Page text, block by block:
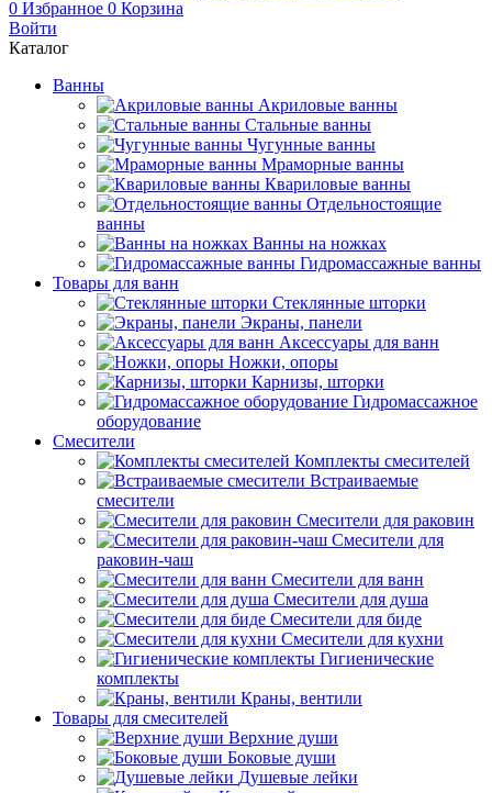
0 Избранное 0 Корзина
Войти
Каталог
Ванны
Акриловые ванны
Стальные ванны
Чугунные ванны
Мраморные ванны
Квариловые ванны
Отдельностоящие
ванны
Ванны на ножках
Гидромассажные ванны
Товары для ванн
Стеклянные шторки
Экраны, панели
Аксессуары для ванн
Ножки, опоры
Карнизы, шторки
Гидромассажное
оборудование
Смесители
Комплекты смесителей
Встраиваемые
смесители
Смесители для раковин
Смесители для
раковин-чаш
Смесители для ванн
Смесители для душа
Смесители для биде
Смесители для кухни
Гигиенические
комплекты
Краны, вентили
Товары для смесителей
Верхние души
Боковые души
Душевые лейки